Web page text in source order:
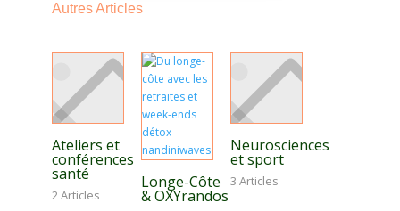
Autres Articles
Ateliers et
conférences
santé
2 Articles
Longe-Côte
& OXYrandos
Neurosciences
et sport
3 Articles